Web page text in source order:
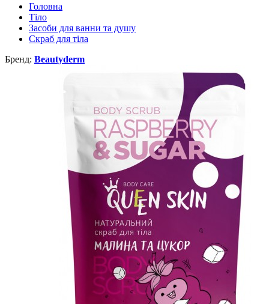
Головна
Тіло
Засоби для ванни та душу
Скраб для тіла
Бренд: Beautyderm